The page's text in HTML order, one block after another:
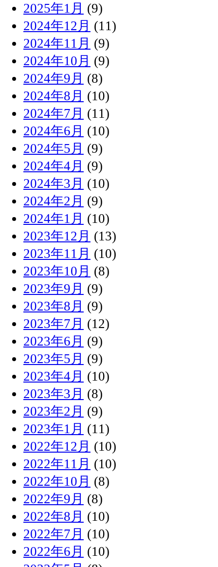
2025年1月 (9)
2024年12月 (11)
2024年11月 (9)
2024年10月 (9)
2024年9月 (8)
2024年8月 (10)
2024年7月 (11)
2024年6月 (10)
2024年5月 (9)
2024年4月 (9)
2024年3月 (10)
2024年2月 (9)
2024年1月 (10)
2023年12月 (13)
2023年11月 (10)
2023年10月 (8)
2023年9月 (9)
2023年8月 (9)
2023年7月 (12)
2023年6月 (9)
2023年5月 (9)
2023年4月 (10)
2023年3月 (8)
2023年2月 (9)
2023年1月 (11)
2022年12月 (10)
2022年11月 (10)
2022年10月 (8)
2022年9月 (8)
2022年8月 (10)
2022年7月 (10)
2022年6月 (10)